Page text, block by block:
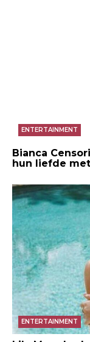
ENTERTAINMENT
Bianca
hun liefde
ENTERTAINMENT